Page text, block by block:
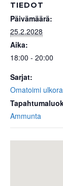
TIEDOT
Päivämäärä:
25.2.2028
Aika:
18:00 - 20:00
Sarjat:
Omatoimi
Ammunta